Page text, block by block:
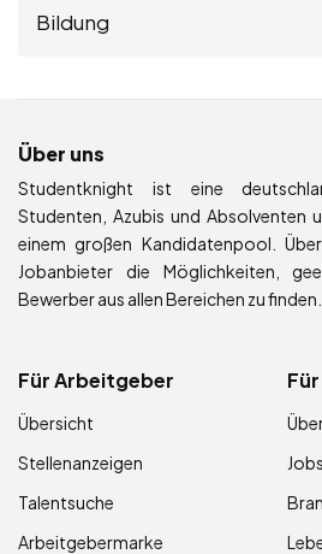
Bildung
Über uns
Studentknight ist eine
Studenten, Azubis und Absolventen
einem großen Kandidatenpool.
Jobanbieter die Möglichkeiten,
Bewerber aus allen Bereichen zu finden.
Für Arbeitgeber
Übersicht
Stellenanzeigen
Talentsuche
Arbeitgebermarke